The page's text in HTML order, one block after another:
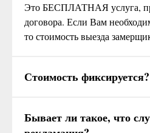
Это БЕСПЛАТНАЯ услуга,
договора. Если Вам
то стоимость выезда
Стоимость фиксируется?
Бывает ли такое, что